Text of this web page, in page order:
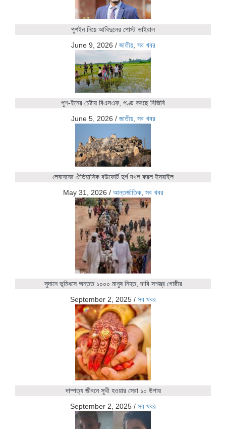
পুশইন নিয়ে আবিদুলের পোস্ট ভাইরাল
June 9, 2026 / জাতীয়, সব খবর
পুশ-ইনের চেষ্টায় বিএসএফ, পণ্ড করছে বিজিবি
June 5, 2026 / জাতীয়, সব খবর
লেবাননের ঐতিহাসিক বউফোর্ট দুর্গ দখল করল ইসরাইল
May 31, 2026 / আন্তর্জাতিক, সব খবর
সুদানে ভূমিধসে অন্তত ১০০০ মানুষ নিহত, দাবি সশস্ত্র গোষ্ঠীর
September 2, 2025 / সব খবর
দাম্পত্য জীবনে সুখী হওয়ার সেরা ১০ উপায়
September 2, 2025 / সব খবর